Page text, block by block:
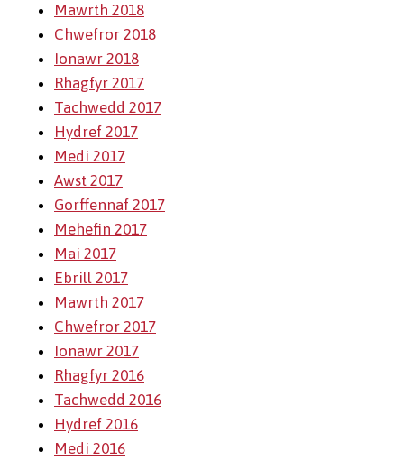
Mawrth 2018
Chwefror 2018
Ionawr 2018
Rhagfyr 2017
Tachwedd 2017
Hydref 2017
Medi 2017
Awst 2017
Gorffennaf 2017
Mehefin 2017
Mai 2017
Ebrill 2017
Mawrth 2017
Chwefror 2017
Ionawr 2017
Rhagfyr 2016
Tachwedd 2016
Hydref 2016
Medi 2016